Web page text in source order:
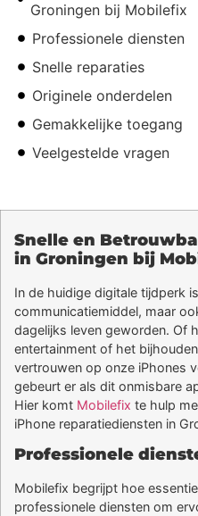
Groningen bij Mobilefix
Professionele diensten
Snelle reparaties
Originele onderdelen
Gemakkelijke toegang
Veelgestelde vragen
Snelle en
in Groningen bij
In de huidige digitale tijdperk
communicatiemiddel, maar
dagelijks leven geworden. Of
entertainment of het
vertrouwen op onze iPhones
gebeurt er als dit onmisbare
Hier komt Mobilefix te hulp
iPhone reparatiediensten in
Professionele
Mobilefix begrijpt hoe
professionele diensten om